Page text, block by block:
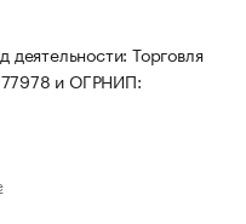
Торговля
и ОГРНИП: